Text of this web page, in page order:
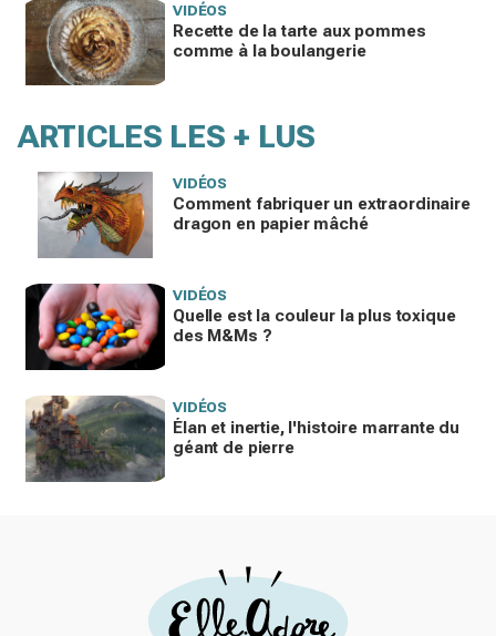
VIDÉOS
Recette de la tarte aux pommes
comme à la boulangerie
ARTICLES LES + LUS
VIDÉOS
Comment fabriquer un extraordinaire
dragon en papier mâché
VIDÉOS
Quelle est la couleur la plus toxique
des M&Ms ?
VIDÉOS
Élan et inertie, l'histoire marrante du
géant de pierre